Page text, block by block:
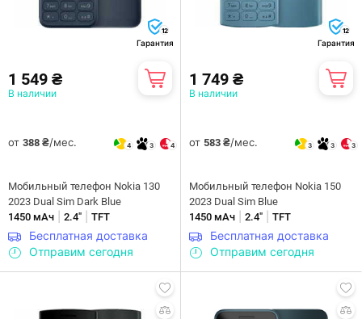
12
Гарантия
1 549 ₴
В наличии
от 388 ₴/мес. 4 3 4
Мобильный телефон Nokia 130
2023 Dual Sim Dark Blue
1450 мАч
2.4" TFT
Бесплатная доставка
Отправим сегодня
12
Гарантия
1 749 ₴
В наличии
от 583 ₴/мес. 3 3 3
Мобильный телефон Nokia 150
2023 Dual Sim Blue
1450 мАч
2.4" TFT
Бесплатная доставка
Отправим сегодня